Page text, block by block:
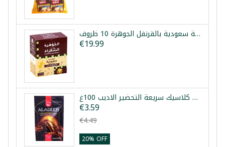
قهوة عربية سعودية بالقرنفل الجوهرة 10 ظروف
€19.99
قهوة كلاسيك سريعة التحضير الاديب 100غ
€3.59
€4.49
20% OFF